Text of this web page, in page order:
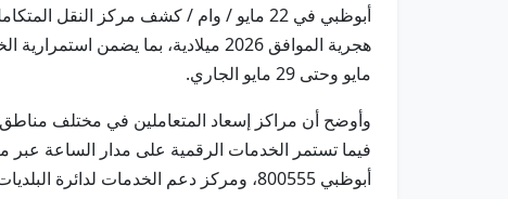
مايو وحتى 29 مايو الجاري.
وأوضح أن مراكز إسعاد المتعاملين في مختلف
فيما تستمر الخدمات الرقمية على مدار الساعة عبر
أبوظبي 800555، ومركز دعم الخدمات لدائرة البلديات والنقل 800850، ومركز اتصال خدمة مركبات الأجرة 600535353.